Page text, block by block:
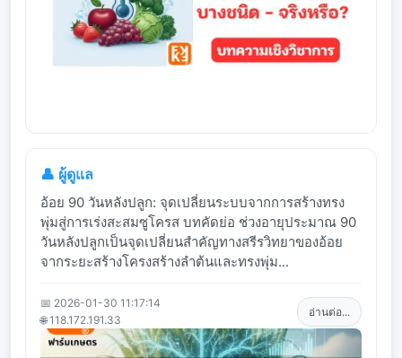
👤 ผู้ดูแล
อ้อย 90 วันหลังปลูก: จุดเปลี่ยนระบบจากการสร้างทรง
พุ่มสู่การเร่งสะสมซูโครส บทคัดย่อ ช่วงอายุประมาณ 90
วันหลังปลูกเป็นจุดเปลี่ยนสำคัญทางสรีรวิทยาของอ้อย
จากระยะสร้างโครงสร้างลำต้นและทรงพุ่ม...
📅 2026-01-30 11:17:14
🌐 118.172.191.33
อ่านต่อ...